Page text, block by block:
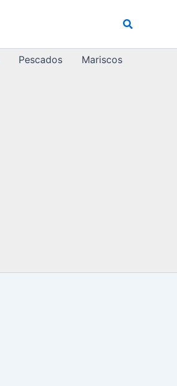
Buscar
Pescados
Mariscos